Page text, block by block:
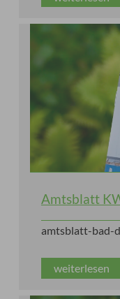
Amtsblatt
amtsblatt-bad-
weiterlesen